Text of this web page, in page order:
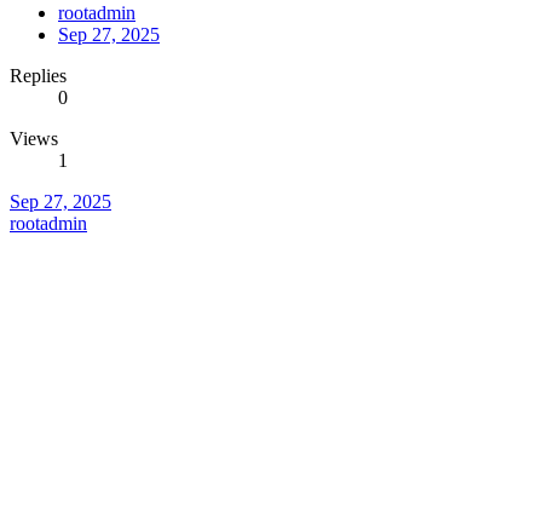
rootadmin
Sep 27, 2025
Replies
0
Views
1
Sep 27, 2025
rootadmin